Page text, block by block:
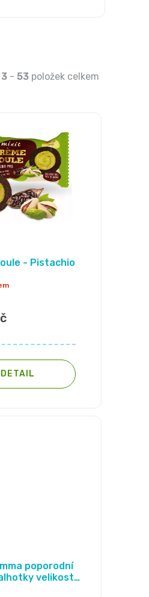
3 - 53 položek celkem
- Pistachio
DETAIL
poporodní
velikost